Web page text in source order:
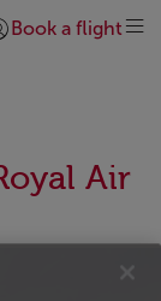
inicio
sesión |
Book a flight
Air